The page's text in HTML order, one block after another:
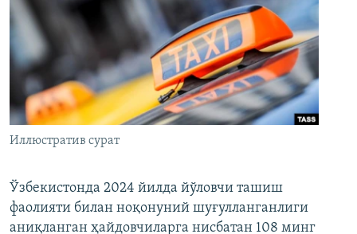
Иллюстратив сурат
Ўзбекистонда 2024 йилда йўловчи ташиш
фаолияти билан ноқонуний шуғулланганлиги
аниқланган ҳайдовчиларга нисбатан 108 минг